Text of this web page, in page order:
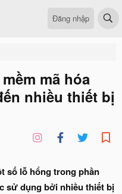
Đăng nhập
mã hóa
nhiều thiết bị
số lỗ hổng trong phần
sử dụng bởi nhiều thiết bị